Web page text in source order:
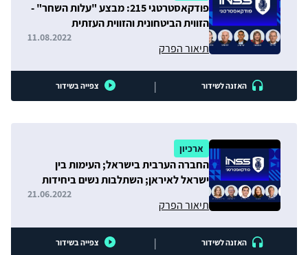
פודקאסטרטגי 215: מבצע "עלות השחר" -
הזווית הביטחונית והזווית העזתית
תיאור הפרק
11.08.2022
האזנה לשידור | צפייה בשידור
ארכיון
החברה הערבית בישראל; העימות בין
ישראל לאיראן; השתלבות נשים ביחידות
תיאור הפרק
21.06.2022
האזנה לשידור | צפייה בשידור